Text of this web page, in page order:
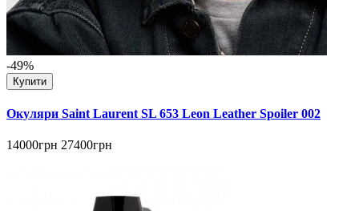
-49%
Купити
Окуляри Saint Laurent SL 653 Leon Leather Spoiler 002
14000грн 27400грн